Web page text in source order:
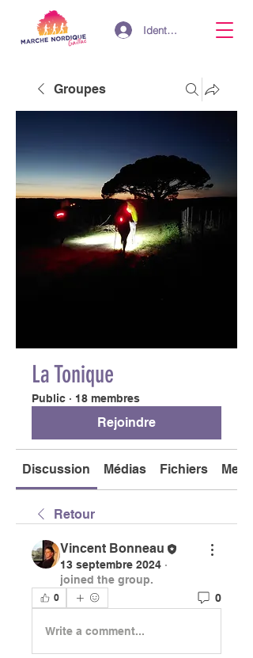
Identifiant
Groupes
La Tonique
Public · 18 membres
Rejoindre
Discussion Médias Fichiers
Retour
Vincent Bonneau
13 septembre 2024 ·
joined the group.
0 0
Write a comment...